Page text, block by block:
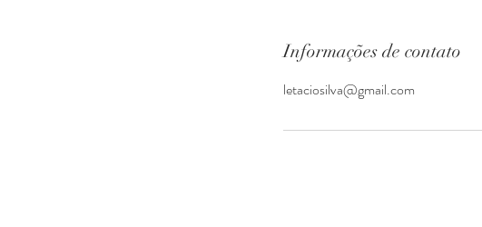
Informações de contato
letaciosilva@gmail.com